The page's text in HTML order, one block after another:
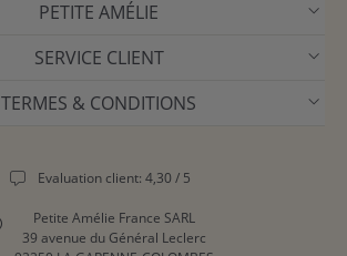
PETITE AMÉLIE
SERVICE CLIENT
TERMES & CONDITIONS
Evaluation client: 4,30 / 5
Petite Amélie France SARL
39 avenue du Général Leclerc